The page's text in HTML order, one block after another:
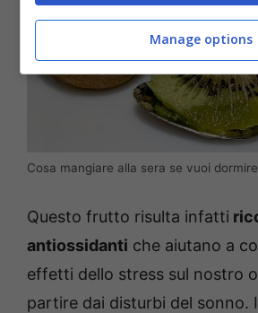
Cosa mangiare alla sera se vuoi
Questo frutto risulta infatti
antiossidanti che aiutano a
effetti dello stress sul nostro
partire dai disturbi del sonno.
Manage options